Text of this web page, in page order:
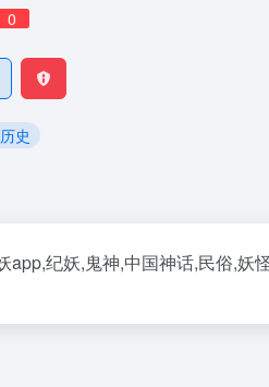
0
史
app,纪妖,鬼神,中国神话,民俗,妖